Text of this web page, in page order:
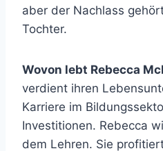
aber der Nachlass
Tochter.
Wovon lebt Rebecca
verdient ihren
Karriere im
Investitionen. Rebecca
dem Lehren. Sie